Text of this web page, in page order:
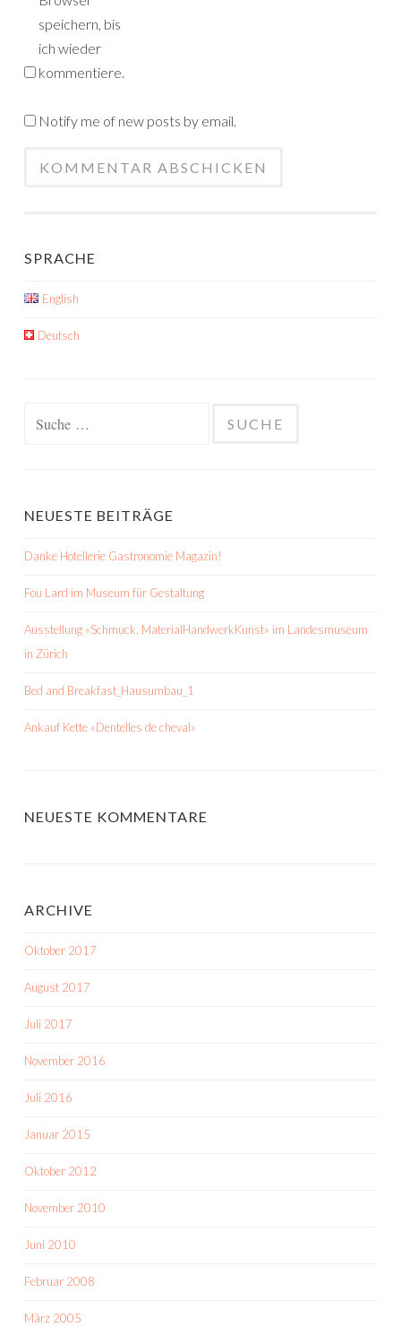
speichern, bis
ich wieder
kommentiere.
Notify me of new posts by email.
SPRACHE
English
Deutsch
NEUESTE BEITRÄGE
Danke Hotellerie Gastronomie Magazin!
Fou Lard im Museum für Gestaltung
Ausstellung «Schmuck. MaterialHandwerkKunst» im Landesmuseum
in Zürich
Bed and Breakfast_Hausumbau_1
Ankauf Kette «Dentelles de cheval»
NEUESTE KOMMENTARE
ARCHIVE
Oktober 2017
August 2017
Juli 2017
November 2016
Juli 2016
Januar 2015
Oktober 2012
November 2010
Juni 2010
Februar 2008
März 2005